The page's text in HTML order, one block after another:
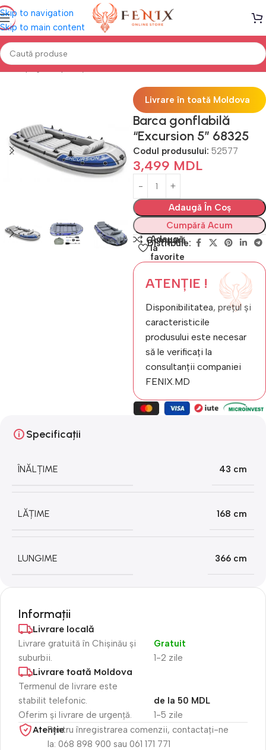
Skip to navigation
Skip to main content
Prima pagină Sport și Aer liber Bărci
Livrare în toată Moldova
Barca gonflabilă
“Excursion 5” 68325
Codul produsului: 52577
3,499 MDL
Adaugă În Coș
Cumpără Acum
Compară
Adaugă
la
favorite
Distribuie:
ATENȚIE !
Disponibilitatea, prețul și
caracteristicile
produsului este necesar
să le verificați la
consultanții companiei
FENIX.MD
Specificații
ÎNĂLȚIME 43 cm
LĂȚIME 168 cm
LUNGIME 366 cm
Informații
Livrare locală
Livrare gratuită în Chișinău și
suburbii.
1-2 zile
Gratuit
Livrare toată Moldova
Termenul de livrare este
stabilit telefonic.
Oferim și livrare de urgență.
1-5 zile
de la 50 MDL
Atenție​Pentru înregistrarea comenzii, contactați-ne
la: 068 898 900 sau 061 171 771